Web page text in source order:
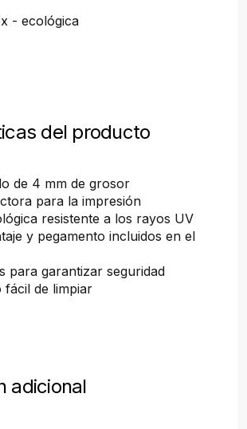
- ecológica
del producto
de 4 mm de grosor
para la impresión
resistente a los rayos UV
y pegamento incluidos en el
para garantizar seguridad
fácil de limpiar
adicional